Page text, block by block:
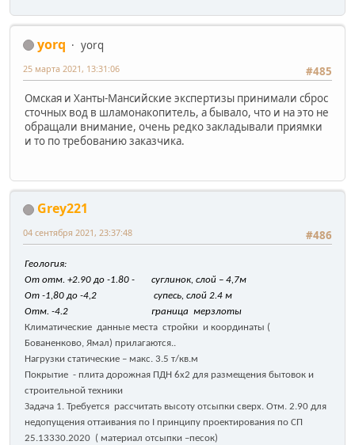
yorq
yorq
#485
25 марта 2021, 13:31:06
Омская и Ханты-Мансийские экспертизы принимали сброс
сточных вод в шламонакопитель, а бывало, что и на это не
обращали внимание, очень редко закладывали приямки
и то по требованию заказчика.
Grey221
#486
04 сентября 2021, 23:37:48
Геология:
От отм. +2.90 до -1.80 - суглинок, слой – 4,7м
От -1,80 до -4,2 супесь, слой 2.4 м
Отм. -4.2 граница мерзлоты
Климатические данные места стройки и координаты (
Бованенково, Ямал) прилагаются..
Нагрузки статические – макс. 3.5 т/кв.м
Покрытие - плита дорожная ПДН 6х2 для размещения бытовок и
строительной техники
Задача 1. Требуется рассчитать высоту отсыпки сверх. Отм. 2.90 для
недопущения оттаивания по I принципу проектирования по СП
25.13330.2020 ( материал отсыпки –песок)